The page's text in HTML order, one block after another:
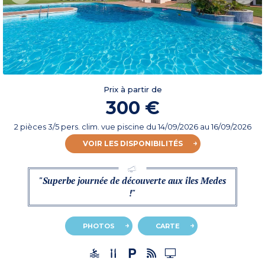
Prix à partir de
300 €
2 pièces 3/5 pers. clim. vue piscine du14/09/2026au 16/09/2026
VOIR LES DISPONIBILITÉS
"Superbe journée de découverte aux îles Medes
!"
PHOTOS CARTE